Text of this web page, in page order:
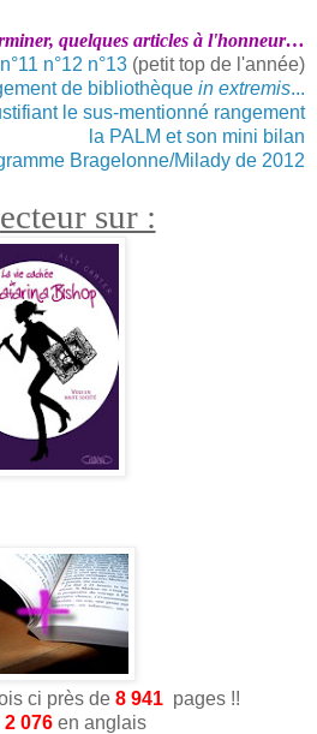
quelques articles à l'honneur…
n°11 n°12 n°13 (petit top de l'année)
de bibliothèque in extremis...
le sus-mentionné rangement
la PALM et son mini bilan
Bragelonne/Milady de 2012
sur :
ci près de 8 941 pages !!
2 076 en anglais